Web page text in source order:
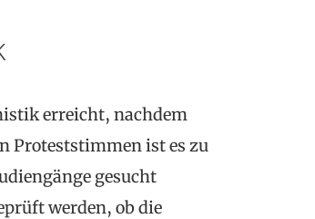
erreicht, nachdem
Proteststimmen ist es zu
gesucht
werden, ob die